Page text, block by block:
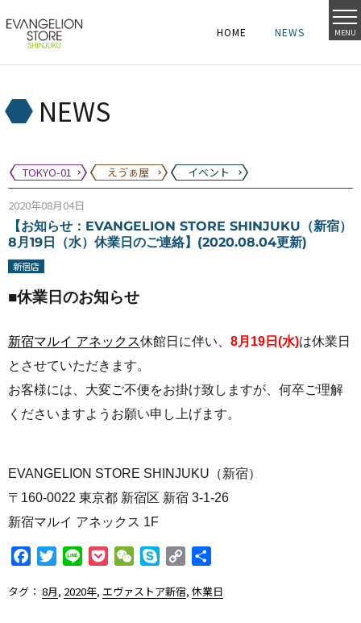
MENU
HOME
HOME NEWS
NEWS
NEWS
TOKYO-01 えゔぁ屋 イベント
2020年08月04日
【お知らせ：EVANGELION STORE SHINJUKU（新宿）
8月19日（水）休業日のご連絡】(2020.08.04更新)
新宿店
■休業日のお知らせ
新宿マルイ アネックス休館日に伴い、 8月19日(水)は休業日
とさせていただきます。
お客様には、大変ご不便をお掛け致しますが、何卒ご理解
くださいますようお願い申し上げます。
EVANGELION STORE SHINJUKU（新宿）
〒160-0022 東京都 新宿区 新宿 3-1-26
新宿マルイ アネックス 1F
c
i
n
c
W
C
y
p
タグ： 8月, 2020年, エヴァストア新宿, 休業日